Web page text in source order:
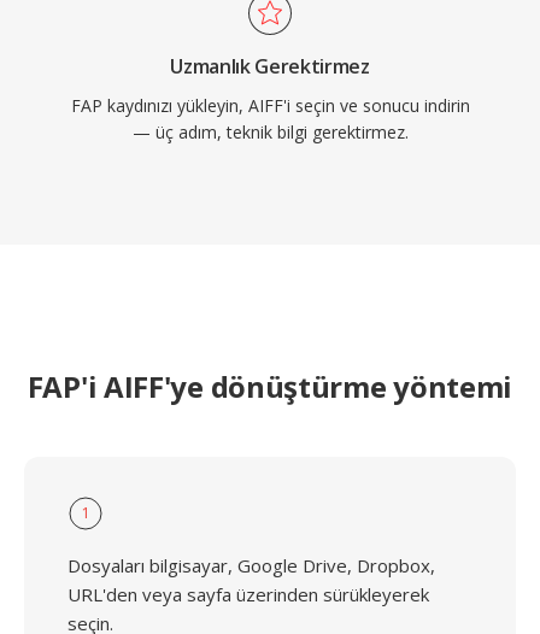
Uzmanlık Gerektirmez
FAP kaydınızı yükleyin, AIFF'i seçin ve sonucu indirin
— üç adım, teknik bilgi gerektirmez.
FAP'i AIFF'ye dönüştürme yöntemi
1
Dosyaları bilgisayar, Google Drive, Dropbox,
URL'den veya sayfa üzerinden sürükleyerek
seçin.